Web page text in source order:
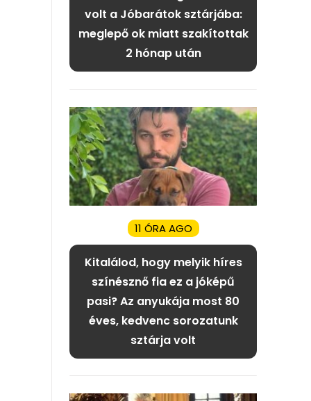
volt a Jóbarátok sztárjába:
meglepő ok miatt szakítottak
2 hónap után
11 ÓRA AGO
Kitalálod, hogy melyik híres
színésznő fia ez a jóképű
pasi? Az anyukája most 80
éves, kedvenc sorozatunk
sztárja volt